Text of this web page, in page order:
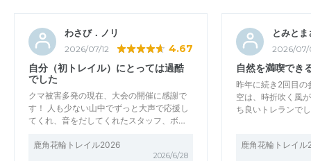
わさび．ノリ
2026/07/12 4.67
自分（初トレイル）にとっては過酷
でした
クマ被害多発の現在、大会の開催に感謝で
す！ 人も少ない山中でずっと大声で応援し
てくれ、音をだしてくれたスタッフ、ボ…
鹿角花輪トレイル2026
2026/6/28
とみとま
2026/07/
自然を満喫でき
昨年に続き2回目の
空は、時折吹く風
ち良いトレランで
鹿角花輪トレイル